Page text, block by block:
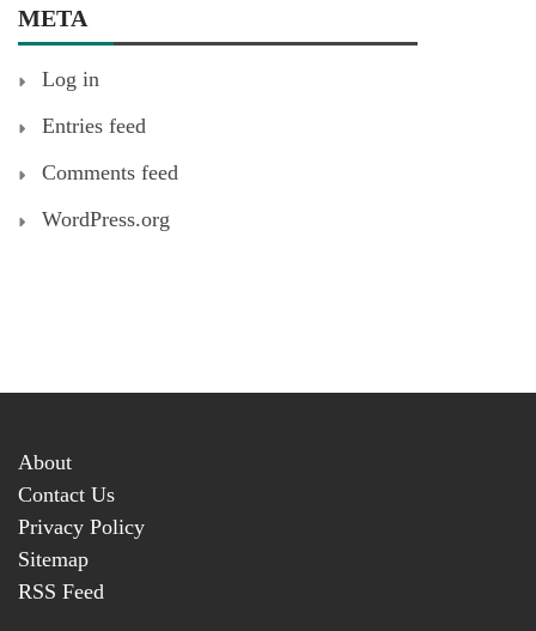
META
Log in
Entries feed
Comments feed
WordPress.org
About
Contact Us
Privacy Policy
Sitemap
RSS Feed